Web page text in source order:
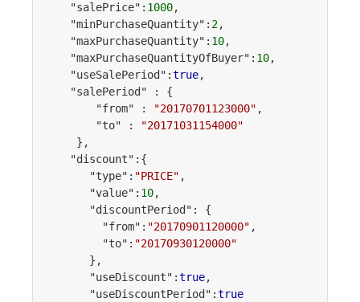
   "salePrice":
1000,
   "minPurchaseQuantity":
2,
   "maxPurchaseQuantity":
10,
   "maxPurchaseQuantityOfBuyer":
10,
   "useSalePeriod":
true,
   "salePeriod" : {
       "from" :
"20170701123000" ,
       "to" :
"20171031154000"
    },
   "discount":{
      "type":
"PRICE" ,
      "value":
10,
      "discountPeriod": {
        "from":
"20170901120000" ,
        "to":
"20170930120000"
      },
      "useDiscount":
true,
      "useDiscountPeriod":
true